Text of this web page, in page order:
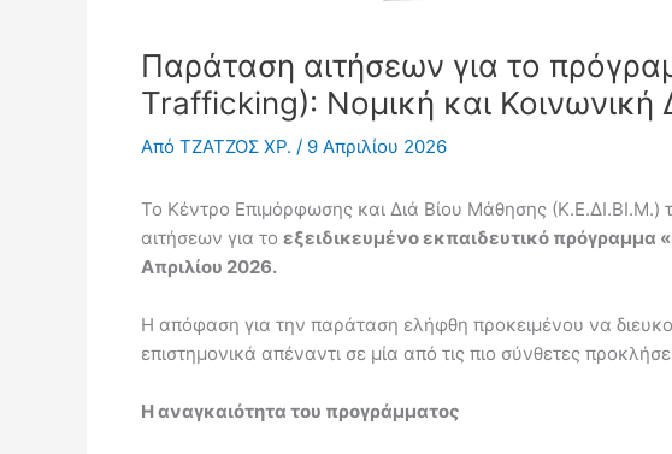
Παράταση αιτήσεων για το
Trafficking): Νομική και Κοινωνική
Από ΤΖΑΤΖΟΣ ΧΡ. / 9 Απριλίου 2026
Το Κέντρο Επιμόρφωσης και Διά Βίου Μάθησης (Κ.Ε.ΔΙ.ΒΙ.Μ.)
αιτήσεων για το εξειδικευμένο εκπαιδευτικό
Απριλίου 2026.
Η απόφαση για την παράταση ελήφθη προκειμένου να
επιστημονικά απέναντι σε μία από τις πιο σύνθετες
Η αναγκαιότητα του προγράμματος